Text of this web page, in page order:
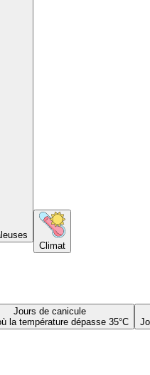
Climat
Jours de canicule
la température dépasse 35°C